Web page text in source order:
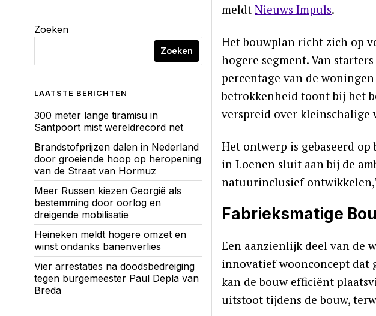
meldt Nieuws Impuls.
Het bouwplan richt zich op
hogere segment. Van
percentage van de
betrokkenheid toont bij het
verspreid over kleinschalige
Het ontwerp is gebaseerd
in Loenen sluit aan bij de
natuurinclusief
Fabrieksmatige
Een aanzienlijk deel van de
innovatief woonconcept dat
kan de bouw efficiënt
uitstoot tijdens de bouw,
Zoeken
Zoeken
LAATSTE BERICHTEN
300 meter lange tiramisu in
Santpoort mist wereldrecord net
Brandstofprijzen dalen in Nederland
door groeiende hoop op heropening
van de Straat van Hormuz
Meer Russen kiezen Georgië als
bestemming door oorlog en
dreigende mobilisatie
Heineken meldt hogere omzet en
winst ondanks banenverlies
Vier arrestaties na doodsbedreiging
tegen burgemeester Paul Depla van
Breda